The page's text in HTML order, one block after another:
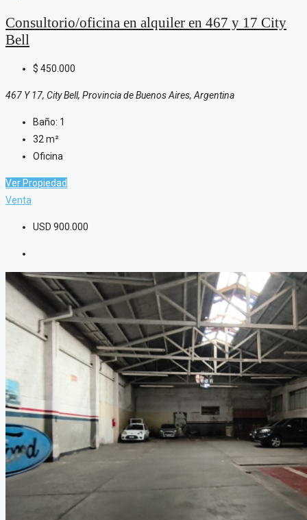
Consultorio/oficina en alquiler en 467 y 17 City
Bell
$ 450.000
467 Y 17, City Bell, Provincia de Buenos Aires, Argentina
Baño: 1
32m²
Oficina
Ver Propiedad
Venta
USD 900.000